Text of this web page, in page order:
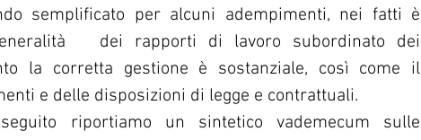
semplificato per alcuni adempimenti, nei fatti è
dei rapporti di lavoro subordinato dei
la corretta gestione è sostanziale, così come il
e delle disposizioni di legge e contrattuali.
riportiamo un sintetico vademecum sulle